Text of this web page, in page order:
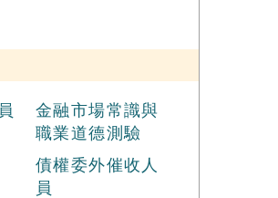
金融市場常識與
職業道德測驗
債權委外催收人
員